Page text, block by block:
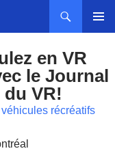
en VR
le Journal
VR!
récréatifs